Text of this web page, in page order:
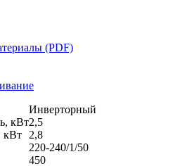
(PDF)
Инверторный
кВт2,5
кВт
2,8
220-240/1/50
450